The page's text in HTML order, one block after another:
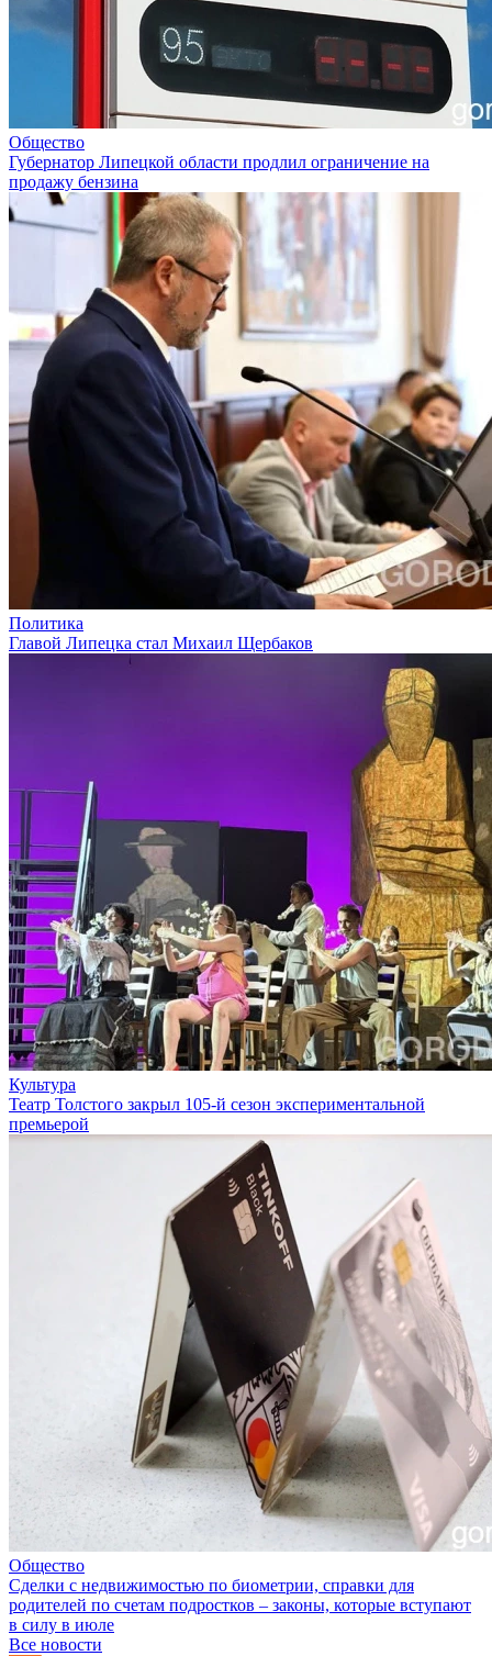
Общество
Губернатор Липецкой области продлил ограничение на
продажу бензина
Политика
Главой Липецка стал Михаил Щербаков
Культура
Театр Толстого закрыл 105-й сезон экспериментальной
премьерой
Общество
Сделки с недвижимостью по биометрии, справки для
родителей по счетам подростков – законы, которые вступают
в силу в июле
Все новости